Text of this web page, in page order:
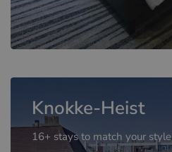
Knokke-Heist
16+ stays to match your style